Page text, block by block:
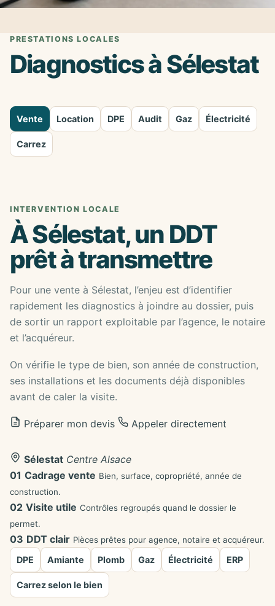
PRESTATIONS LOCALES
Diagnostics à Sélestat
Vente Location DPE Audit Gaz Électricité
Carrez
INTERVENTION LOCALE
À Sélestat, un DDT
prêt à transmettre
Pour une vente à Sélestat, l’enjeu est d’identifier
rapidement les diagnostics à joindre au dossier, puis
de sortir un rapport exploitable par l’agence, le notaire
et l’acquéreur.
On vérifie le type de bien, son année de construction,
ses installations et les documents déjà disponibles
avant de caler la visite.
Préparer mon devis Appeler directement
Sélestat Centre Alsace
01 Cadrage vente Bien, surface, copropriété, année de
construction.
02 Visite utile Contrôles regroupés quand le dossier le
permet.
03 DDT clair Pièces prêtes pour agence, notaire et acquéreur.
DPE Amiante Plomb Gaz Électricité ERP
Carrez selon le bien